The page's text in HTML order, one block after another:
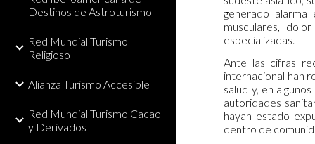
Destinos de Astroturismo
Red Mundial Turismo
Religioso
Alianza Turismo Accesible
Red Mundial Turismo Cacao
y Derivados
generado
musculares,
especializadas.
Ante las cifras
internacional han
salud y, en
autoridades
hayan estado
dentro de